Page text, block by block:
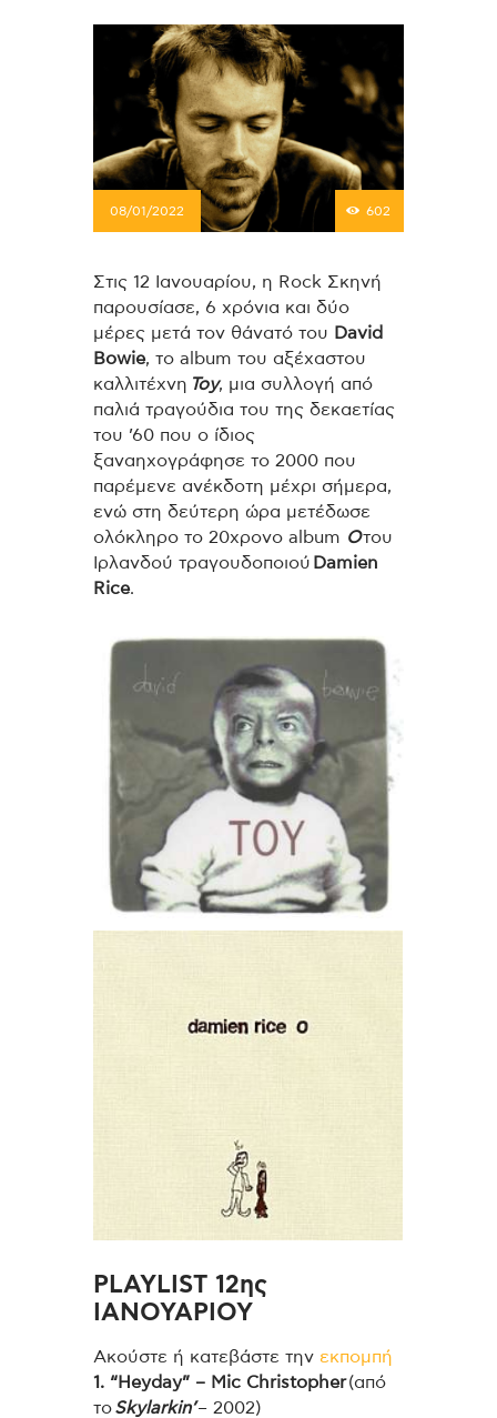
08/01/2022 602
Στις 12 Ιανουαρίου, η Rock Σκηνή
παρουσίασε, 6 χρόνια και δύο
μέρες μετά τον θάνατό του David
Bowie, το album του αξέχαστου
καλλιτέχνη Toy, μια συλλογή από
παλιά τραγούδια του της δεκαετίας
του ’60 που ο ίδιος
ξαναηχογράφησε το 2000 που
παρέμενε ανέκδοτη μέχρι σήμερα,
ενώ στη δεύτερη ώρα μετέδωσε
ολόκληρο το 20χρονο album Oτου
Ιρλανδού τραγουδοποιού Damien
Rice.
PLAYLIST 12ης
ΙΑΝΟΥΑΡΙΟΥ
Ακούστε ή κατεβάστε την εκπομπή
1. “Heyday” – Mic Christopher(από
τοSkylarkin’– 2002)